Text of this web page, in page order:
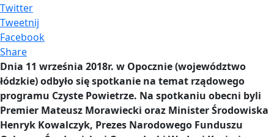
Twitter
Tweetnij
Facebook
Share
Dnia 11 września 2018r. w Opocznie (województwo
łódzkie) odbyło się spotkanie na temat rządowego
programu Czyste Powietrze. Na spotkaniu obecni byli
Premier Mateusz Morawiecki oraz Minister Środowiska
Henryk Kowalczyk, Prezes Narodowego Funduszu